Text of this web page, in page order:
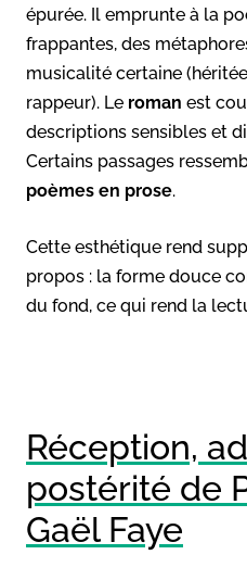
épurée. Il emprunte à la
frappantes, des
musicalité certaine
rappeur). Le roman est
descriptions sensibles et
Certains passages
poèmes en prose.
Cette esthétique rend
propos : la forme douce
du fond, ce qui rend la
Réception,
postérité de
Gaël Faye